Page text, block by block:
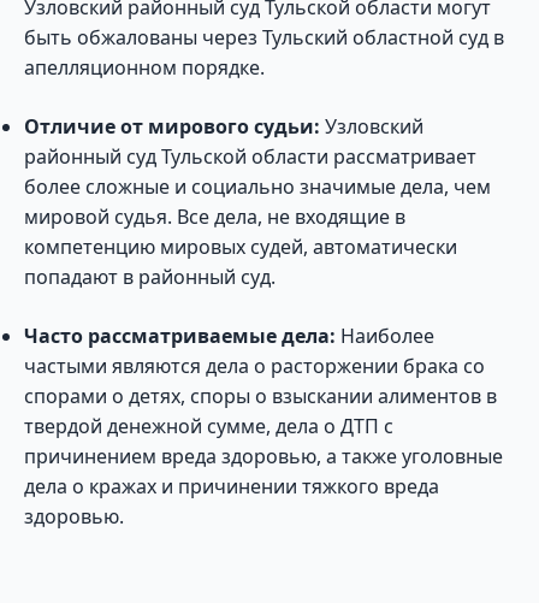
Узловский районный суд Тульской области могут
быть обжалованы через Тульский областной суд в
апелляционном порядке.
Отличие от мирового судьи: Узловский
районный суд Тульской области рассматривает
более сложные и социально значимые дела, чем
мировой судья. Все дела, не входящие в
компетенцию мировых судей, автоматически
попадают в районный суд.
Часто рассматриваемые дела: Наиболее
частыми являются дела о расторжении брака со
спорами о детях, споры о взыскании алиментов в
твердой денежной сумме, дела о ДТП с
причинением вреда здоровью, а также уголовные
дела о кражах и причинении тяжкого вреда
здоровью.